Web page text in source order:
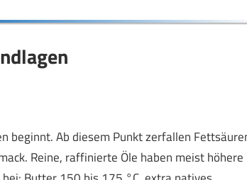
beginnt. Ab diesem Punkt zerfallen
Reine, raffinierte Öle haben meist höhere